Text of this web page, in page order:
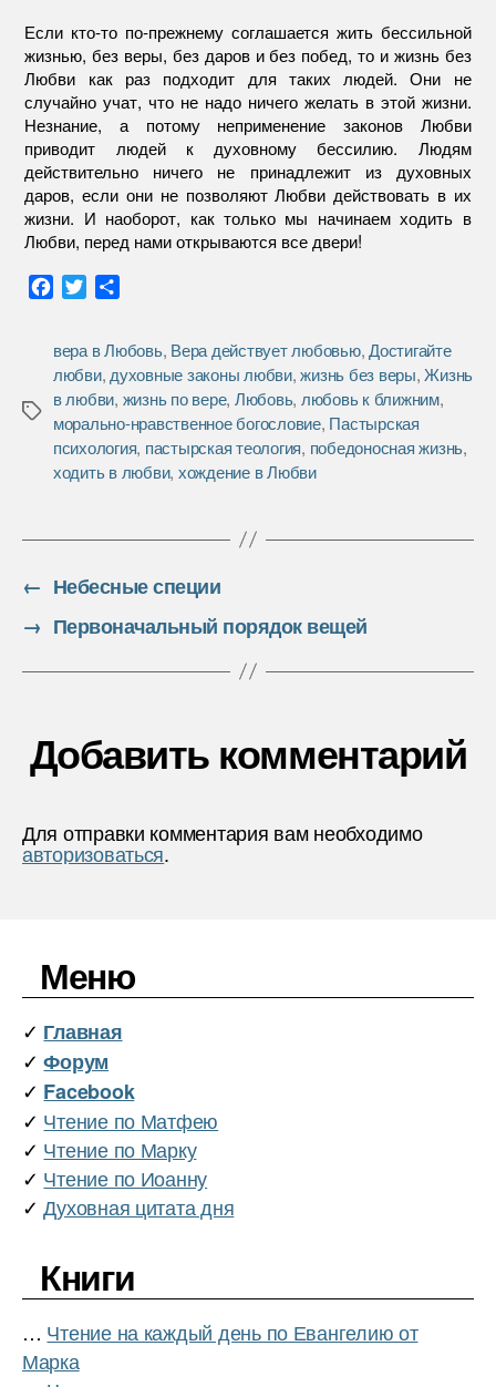
Если кто-то по-прежнему соглашается жить бессильной
жизнью, без веры, без даров и без побед, то и жизнь без
Любви как раз подходит для таких людей. Они не
случайно учат, что не надо ничего желать в этой жизни.
Незнание, а потому неприменение законов Любви
приводит людей к духовному бессилию. Людям
действительно ничего не принадлежит из духовных
даров, если они не позволяют Любви действовать в их
жизни. И наоборот, как только мы начинаем ходить в
Любви, перед нами открываются все двери!
e
b
o
o
k
t
t
e
r
р
а
в
и
т
ь
Метки
вера в Любовь, Вера действует любовью,Достигайте
любви, духовные законы любви,жизнь без веры,Жизнь
в любви, жизнь по вере, Любовь, любовь к ближним,
морально-нравственное богословие, Пастырская
психология, пастырская теология, победоносная жизнь,
ходить в любви, хождение в Любви
← Небесные специи
→ Первоначальный порядок вещей
Добавить комментарий
Для отправки комментария вам необходимо
авторизоваться.
Меню
✓ Главная
✓Форум
✓ Facebook
✓ Чтение по Матфею
✓ Чтение по Марку
✓ Чтение по Иоанну
✓Духовная цитата дня
Книги
… Чтение на каждый день по Евангелию от
Марка